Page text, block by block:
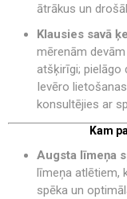
ātrākus un
Klausies savā
mērenām
atšķirīgi; pielāgo
Ievēro
konsultējies ar
Kam
Augsta līmeņa
līmeņa atlētiem,
spēka un